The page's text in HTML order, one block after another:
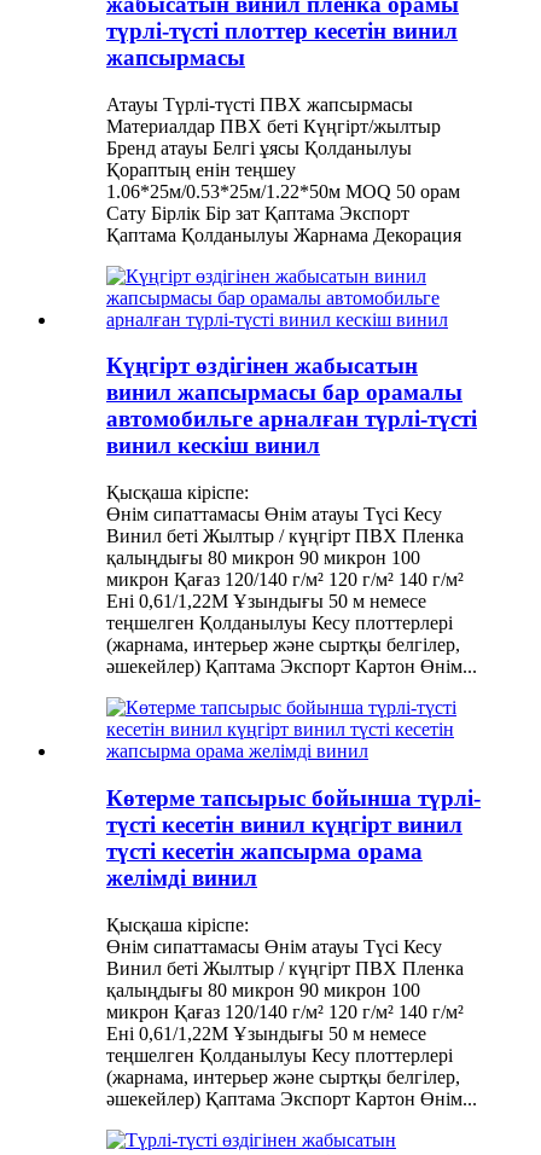
түрлі-түсті плоттер кесетін винил
жапсырмасы
Атауы Түрлі-түсті ПВХ жапсырмасы
Материалдар ПВХ беті Күңгірт/жылтыр
Бренд атауы Белгі ұясы Қолданылуы
Қораптың енін теңшеу
1.06*25м/0.53*25м/1.22*50м MOQ 50 орам
Сату Бірлік Бір зат Қаптама Экспорт
Қаптама Қолданылуы Жарнама Декорация
Күңгірт өздігінен жабысатын
винил жапсырмасы бар орамалы
автомобильге арналған түрлі-түсті
винил кескіш винил
Қысқаша кіріспе:
Өнім сипаттамасы Өнім атауы Түсі Кесу
Винил беті Жылтыр / күңгірт ПВХ Пленка
қалыңдығы 80 микрон 90 микрон 100
микрон Қағаз 120/140 г/м² 120 г/м² 140 г/м²
Ені 0,61/1,22М Ұзындығы 50 м немесе
теңшелген Қолданылуы Кесу плоттерлері
(жарнама, интерьер және сыртқы белгілер,
әшекейлер) Қаптама Экспорт Картон Өнім...
Көтерме тапсырыс бойынша түрлі-
түсті кесетін винил күңгірт винил
түсті кесетін жапсырма орама
желімді винил
Қысқаша кіріспе:
Өнім сипаттамасы Өнім атауы Түсі Кесу
Винил беті Жылтыр / күңгірт ПВХ Пленка
қалыңдығы 80 микрон 90 микрон 100
микрон Қағаз 120/140 г/м² 120 г/м² 140 г/м²
Ені 0,61/1,22М Ұзындығы 50 м немесе
теңшелген Қолданылуы Кесу плоттерлері
(жарнама, интерьер және сыртқы белгілер,
әшекейлер) Қаптама Экспорт Картон Өнім...